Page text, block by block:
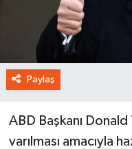
Paylaş
ABD Başkanı
varılması amacıyla